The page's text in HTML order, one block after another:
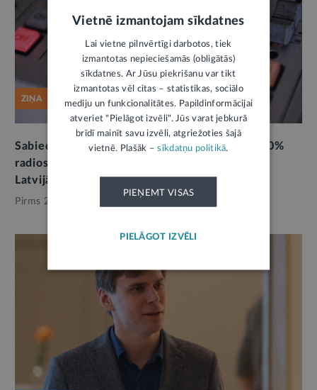
ZIŅA
Sabiedriskajā apspriešanā iecere noteikt, ka 30%
radiostacijās atskaņotās mūzikas jābūt radītai
Latvijā
Pirms 2 mēnešiem,
Vietnē izmantojam sīkdatnes
Lai vietne pilnvērtīgi darbotos, tiek
izmantotas nepieciešamās (obligātās)
sīkdatnes. Ar Jūsu piekrišanu var tikt
izmantotas vēl citas – statistikas, sociālo
mediju un funkcionalitātes. Papildinformācijai
atveriet "Pielāgot izvēli". Jūs varat jebkurā
brīdī mainīt savu izvēli, atgriežoties šajā
vietnē. Plašāk –sīkdatņu politikā.
PIEŅEMT VISAS
PIELĀGOT IZVĒLI